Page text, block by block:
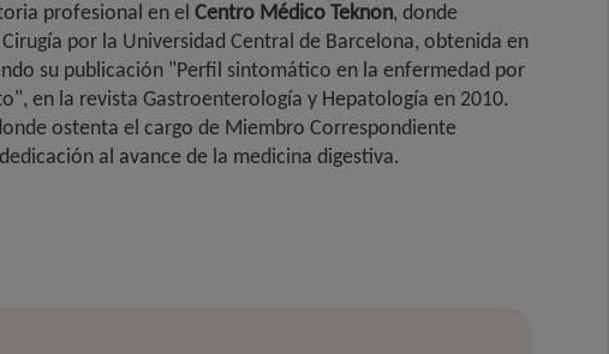
profesional en el Centro Médico Teknon, donde
por la Universidad Central de Barcelona, obtenida en
su publicación "Perfil sintomático en la enfermedad por
en la revista Gastroenterología y Hepatología en 2010.
ostenta el cargo de Miembro Correspondiente
al avance de la medicina digestiva.